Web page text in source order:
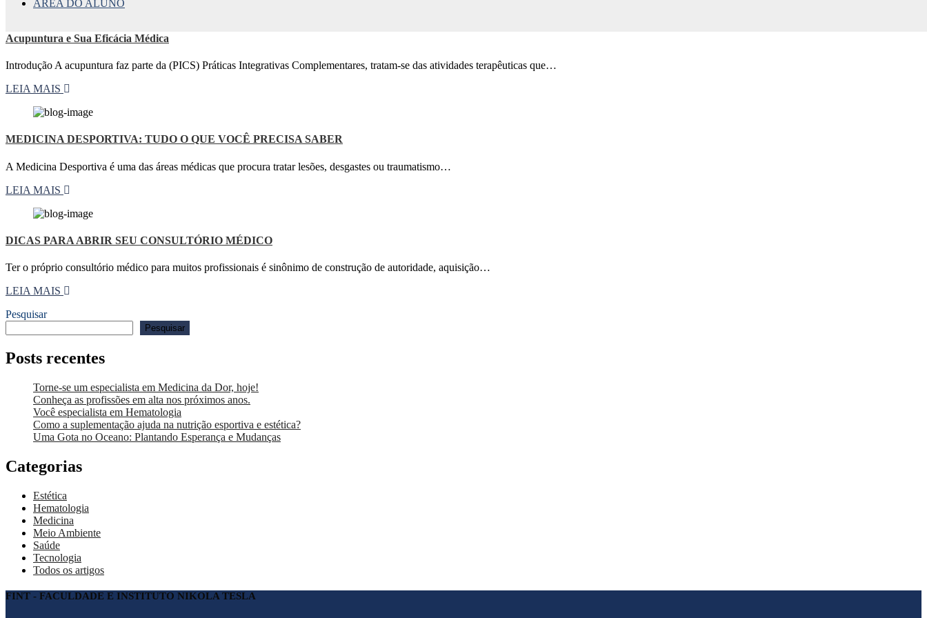
ÁREA DO ALUNO
Acupuntura e Sua Eficácia Médica
Introdução A acupuntura faz parte da (PICS) Práticas Integrativas Complementares, tratam-se das atividades terapêuticas que…
LEIA MAIS
MEDICINA DESPORTIVA: TUDO O QUE VOCÊ PRECISA SABER
A Medicina Desportiva é uma das áreas médicas que procura tratar lesões, desgastes ou traumatismo…
LEIA MAIS
DICAS PARA ABRIR SEU CONSULTÓRIO MÉDICO
Ter o próprio consultório médico para muitos profissionais é sinônimo de construção de autoridade, aquisição…
LEIA MAIS
Pesquisar
Pesquisar
Posts recentes
Torne-se um especialista em Medicina da Dor, hoje!
Conheça as profissões em alta nos próximos anos.
Você especialista em Hematologia
Como a suplementação ajuda na nutrição esportiva e estética?
Uma Gota no Oceano: Plantando Esperança e Mudanças
Categorias
Estética
Hematologia
Medicina
Meio Ambiente
Saúde
Tecnologia
Todos os artigos
FINT - FACULDADE E INSTITUTO NIKOLA TESLA